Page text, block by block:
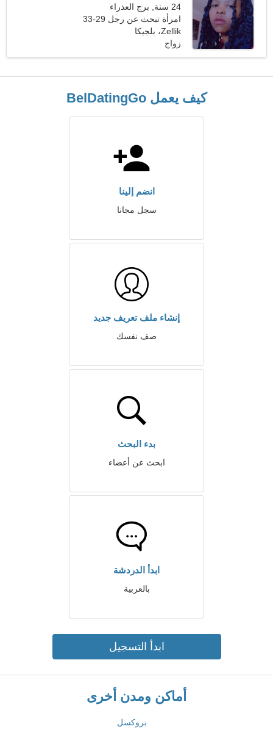
24 سنة, برج العذراء
امرأة تبحث عن رجل 29-33
Zellik، بلجيكا
زواج
كيف يعمل BelDatingGo
انضم إلينا
سجل مجانا
إنشاء ملف تعريف جديد
صف نفسك
بدء البحث
ابحث عن أعضاء
ابدأ الدردشة
بالعربية
ابدأ التسجيل
أماكن ومدن أخرى
بروكسل